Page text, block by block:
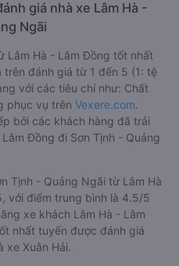
giá nhà xe Lâm Hà -
Ngãi
Lâm Hà - Lâm Đồng tốt nhất
đánh giá từ 1 đến 5 (1: tệ
với các tiêu chí như: Chất
phục vụ trên Vexere.com.
bởi các khách hàng đã trải
Đồng đi Sơn Tịnh - Quảng
Tịnh - Quảng Ngãi từ Lâm Hà
với điểm trung bình là 4.5/5
xe khách Lâm Hà - Lâm
nhất tuyến được đánh giá
xe Xuân Hải.